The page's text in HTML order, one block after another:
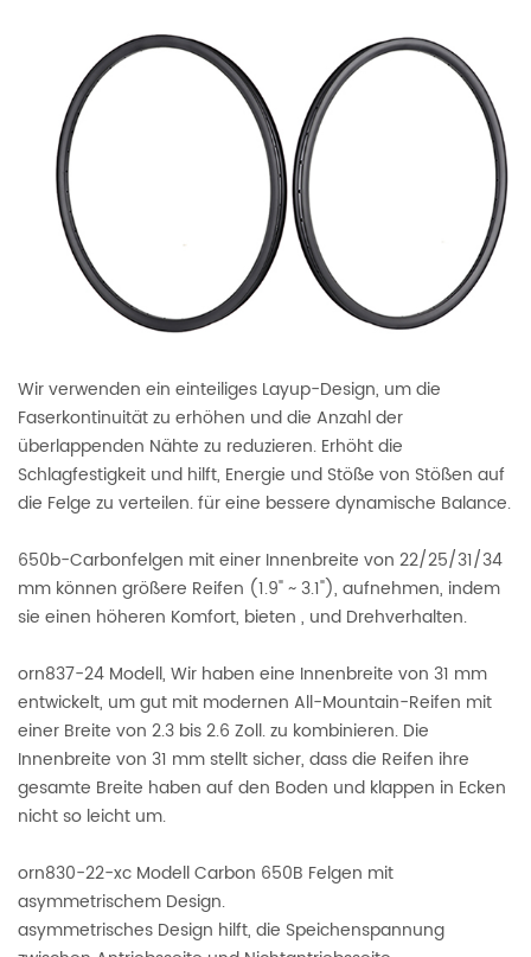
Wir verwenden ein einteiliges Layup-Design, um die
Faserkontinuität zu erhöhen und die Anzahl der
überlappenden Nähte zu reduzieren. Erhöht die
Schlagfestigkeit und hilft, Energie und Stöße von Stößen auf
die Felge zu verteilen. für eine bessere dynamische Balance.
650b-Carbonfelgen mit einer Innenbreite von 22/25/31/34
mm können größere Reifen (1.9" ~ 3.1"), aufnehmen, indem
sie einen höheren Komfort, bieten , und Drehverhalten.
orn837-24 Modell, Wir haben eine Innenbreite von 31 mm
entwickelt, um gut mit modernen All-Mountain-Reifen mit
einer Breite von 2.3 bis 2.6 Zoll. zu kombinieren. Die
Innenbreite von 31 mm stellt sicher, dass die Reifen ihre
gesamte Breite haben auf den Boden und klappen in Ecken
nicht so leicht um.
orn830-22-xc Modell Carbon 650B Felgen mit
asymmetrischem Design.
asymmetrisches Design hilft, die Speichenspannung